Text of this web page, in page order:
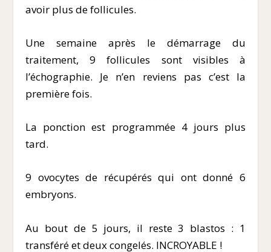
avoir plus de follicules.
Une semaine après le démarrage du
traitement, 9 follicules sont visibles à
l’échographie. Je n’en reviens pas c’est la
première fois.
La ponction est programmée 4 jours plus
tard.
9 ovocytes de récupérés qui ont donné 6
embryons.
Au bout de 5 jours, il reste 3 blastos : 1
transféré et deux congelés. INCROYABLE !